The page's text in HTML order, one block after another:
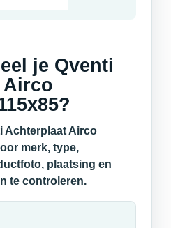
je Qventi
Airco
Achterplaat Airco
merk, type,
plaatsing en
te controleren.